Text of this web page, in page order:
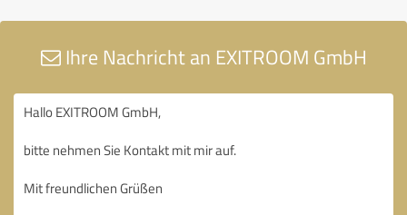
Ihre Nachricht an EXITROOM GmbH